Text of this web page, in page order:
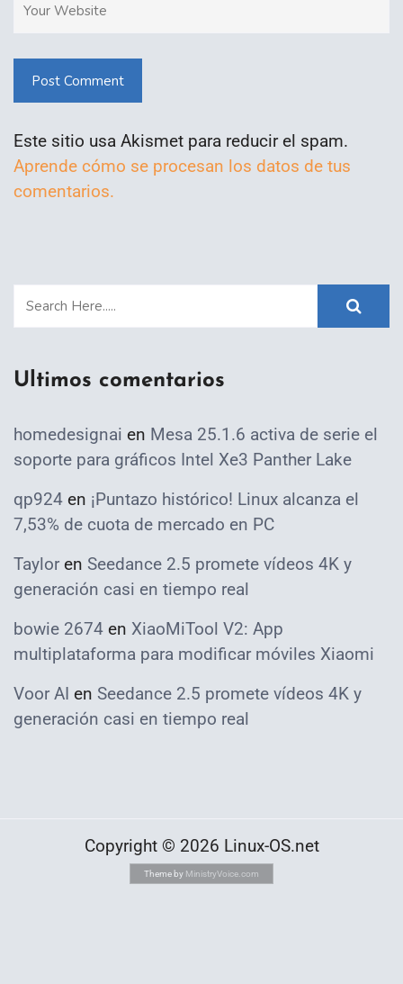
Post Comment
Este sitio usa Akismet para reducir el spam.
Aprende cómo se procesan los datos de tus
comentarios.
Ultimos comentarios
homedesignai en Mesa 25.1.6 activa de serie el
soporte para gráficos Intel Xe3 Panther Lake
qp924 en ¡Puntazo histórico! Linux alcanza el
7,53% de cuota de mercado en PC
Taylor en Seedance 2.5 promete vídeos 4K y
generación casi en tiempo real
bowie 2674 en XiaoMiTool V2: App
multiplataforma para modificar móviles Xiaomi
Voor AI en Seedance 2.5 promete vídeos 4K y
generación casi en tiempo real
Copyright © 2026 Linux-OS.net
Theme by MinistryVoice.com